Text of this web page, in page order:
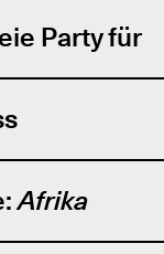
Party für
Afrika